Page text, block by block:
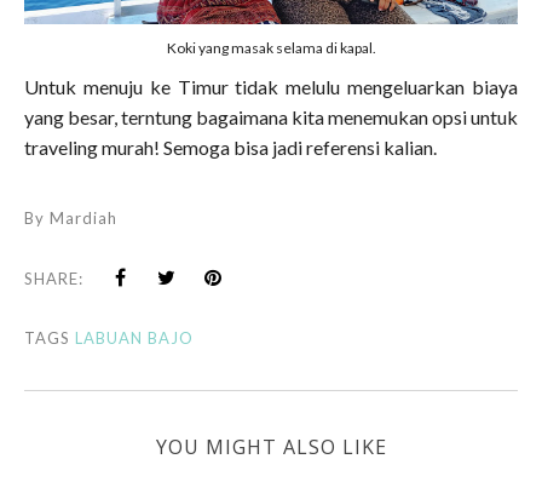
Koki yang masak selama di kapal.
Untuk menuju ke Timur tidak melulu mengeluarkan biaya
yang besar, terntung bagaimana kita menemukan opsi untuk
traveling murah! Semoga bisa jadi referensi kalian.
By Mardiah
SHARE:
TAGS LABUAN BAJO
YOU MIGHT ALSO LIKE